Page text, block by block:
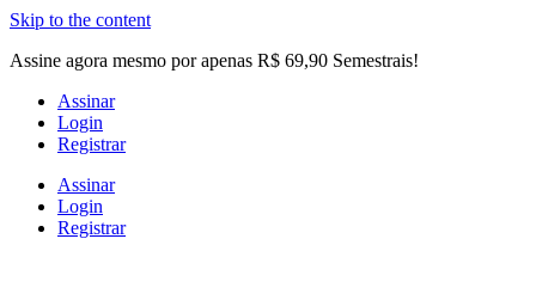
Skip to the content
Assine agora mesmo por apenas R$ 69,90 Semestrais!
Assinar
Login
Registrar
Assinar
Login
Registrar